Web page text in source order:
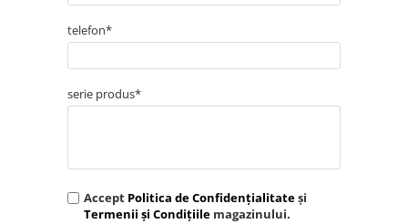
telefon*
serie produs*
Accept Politica de Confidențialitateși
Termenii și Condițiile magazinului.